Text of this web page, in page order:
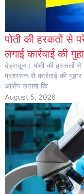
पोती की हरकतों से
लगाई कार्रवाई की
देहरादून। पोती की हरकतों
प्रशासन से कार्रवाई की
आरोप लगाया कि
August 5, 2026